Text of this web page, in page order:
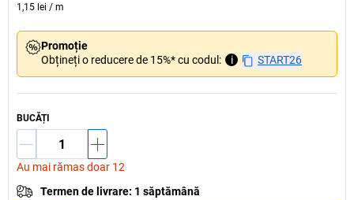
1,15 lei / m
Promoție
Obțineți o reducere de 15%* cu codul:
i START26
BUCĂȚI
Au mai rămas doar 12
Termen de livrare: 1 săptămână